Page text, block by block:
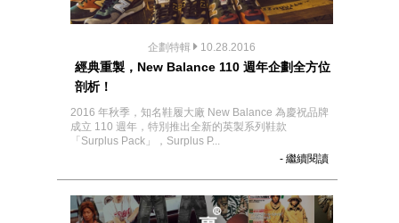
企劃特輯 10.28.2016
經典重製，New Balance 110 週年企劃全方位
剖析！
2016 年秋季，知名鞋履大廠 New Balance 為慶祝品牌
成立 110 週年，特別推出全新的英製系列鞋款
「Surplus Pack」，Surplus P...
- 繼續閱讀